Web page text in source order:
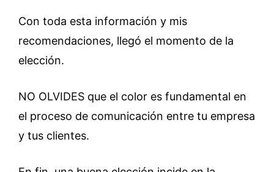
Con toda esta información y mis
recomendaciones, llegó el momento de la
elección.
NO OLVIDES que el color es fundamental en
el proceso de comunicación entre tu empresa
y tus clientes.